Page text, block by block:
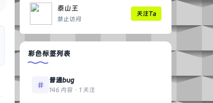
关注Ta
泰山王
禁止访问
彩色标签列表
普通bug
146 内容 · 1 关注